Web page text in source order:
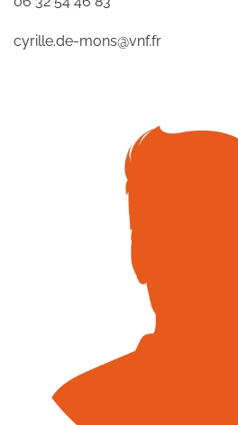
cyrille.de-mons@vnf.fr